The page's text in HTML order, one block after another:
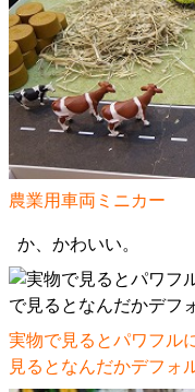
農業用車両ミニカー
か、かわいい。
実物で見るとパワフル
見るとなんだかデフォ